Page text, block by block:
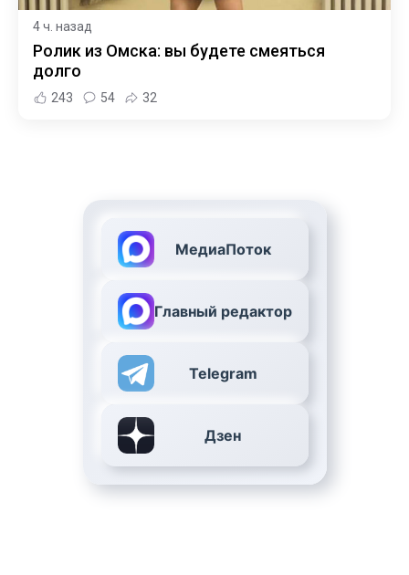
4 ч. назад
Ролик из Омска: вы будете смеяться
долго
243 54 32
МедиаПоток
Главный редактор
Telegram
Дзен